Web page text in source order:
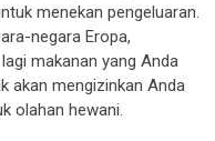
menekan pengeluaran.
negara Eropa,
makanan yang Anda
akan mengizinkan Anda
olahan hewani.